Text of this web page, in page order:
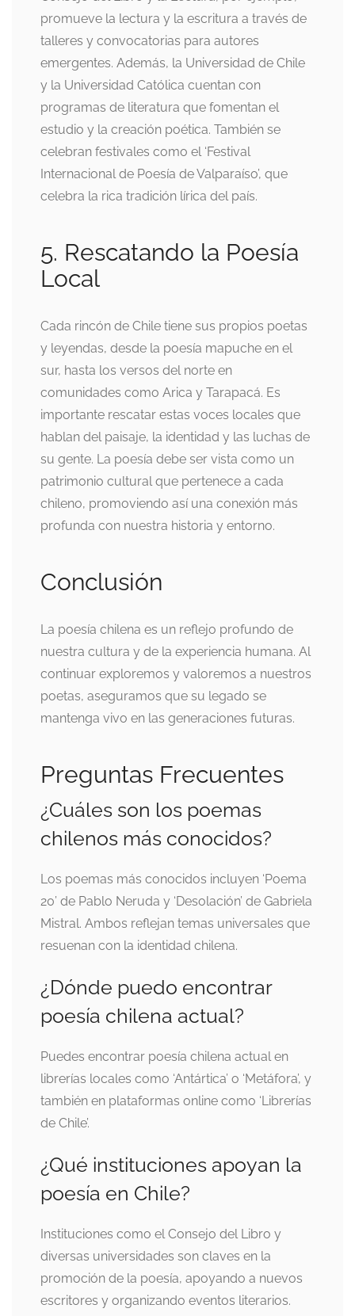
promueve la lectura y la escritura a través de
talleres y convocatorias para autores
emergentes. Además, la Universidad de Chile
y la Universidad Católica cuentan con
programas de literatura que fomentan el
estudio y la creación poética. También se
celebran festivales como el ‘Festival
Internacional de Poesía de Valparaíso’, que
celebra la rica tradición lírica del país.
5. Rescatando la Poesía
Local
Cada rincón de Chile tiene sus propios poetas
y leyendas, desde la poesía mapuche en el
sur, hasta los versos del norte en
comunidades como Arica y Tarapacá. Es
importante rescatar estas voces locales que
hablan del paisaje, la identidad y las luchas de
su gente. La poesía debe ser vista como un
patrimonio cultural que pertenece a cada
chileno, promoviendo así una conexión más
profunda con nuestra historia y entorno.
Conclusión
La poesía chilena es un reflejo profundo de
nuestra cultura y de la experiencia humana. Al
continuar exploremos y valoremos a nuestros
poetas, aseguramos que su legado se
mantenga vivo en las generaciones futuras.
Preguntas Frecuentes
¿Cuáles son los poemas
chilenos más conocidos?
Los poemas más conocidos incluyen ‘Poema
20’ de Pablo Neruda y ‘Desolación’ de Gabriela
Mistral. Ambos reflejan temas universales que
resuenan con la identidad chilena.
¿Dónde puedo encontrar
poesía chilena actual?
Puedes encontrar poesía chilena actual en
librerías locales como ‘Antártica’ o ‘Metáfora’, y
también en plataformas online como ‘Librerías
de Chile’.
¿Qué instituciones apoyan la
poesía en Chile?
Instituciones como el Consejo del Libro y
diversas universidades son claves en la
promoción de la poesía, apoyando a nuevos
escritores y organizando eventos literarios.